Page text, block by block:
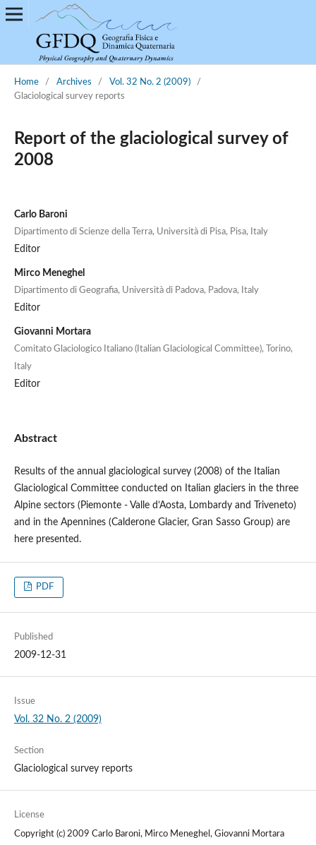
Home / Archives / Vol. 32 No. 2 (2009)
/
Glaciological survey reports
Report of the glaciological survey of
2008
Carlo Baroni
Dipartimento di Scienze della Terra, Università di Pisa, Pisa, Italy
Editor
Mirco Meneghel
Dipartimento di Geografia, Università di Padova, Padova, Italy
Editor
Giovanni Mortara
Comitato Glaciologico Italiano (Italian Glaciological Committee), Torino,
Italy
Editor
Abstract
Results of the annual glaciological survey (2008) of the Italian
Glaciological Committee conducted on Italian glaciers in the three
Alpine sectors (Piemonte - Valle d’Aosta, Lombardy and Triveneto)
and in the Apennines (Calderone Glacier, Gran Sasso Group) are
here presented.
PDF
Published
2009-12-31
Issue
Vol. 32 No. 2 (2009)
Section
Glaciological survey reports
License
Copyright (c) 2009 Carlo Baroni, Mirco Meneghel, Giovanni Mortara